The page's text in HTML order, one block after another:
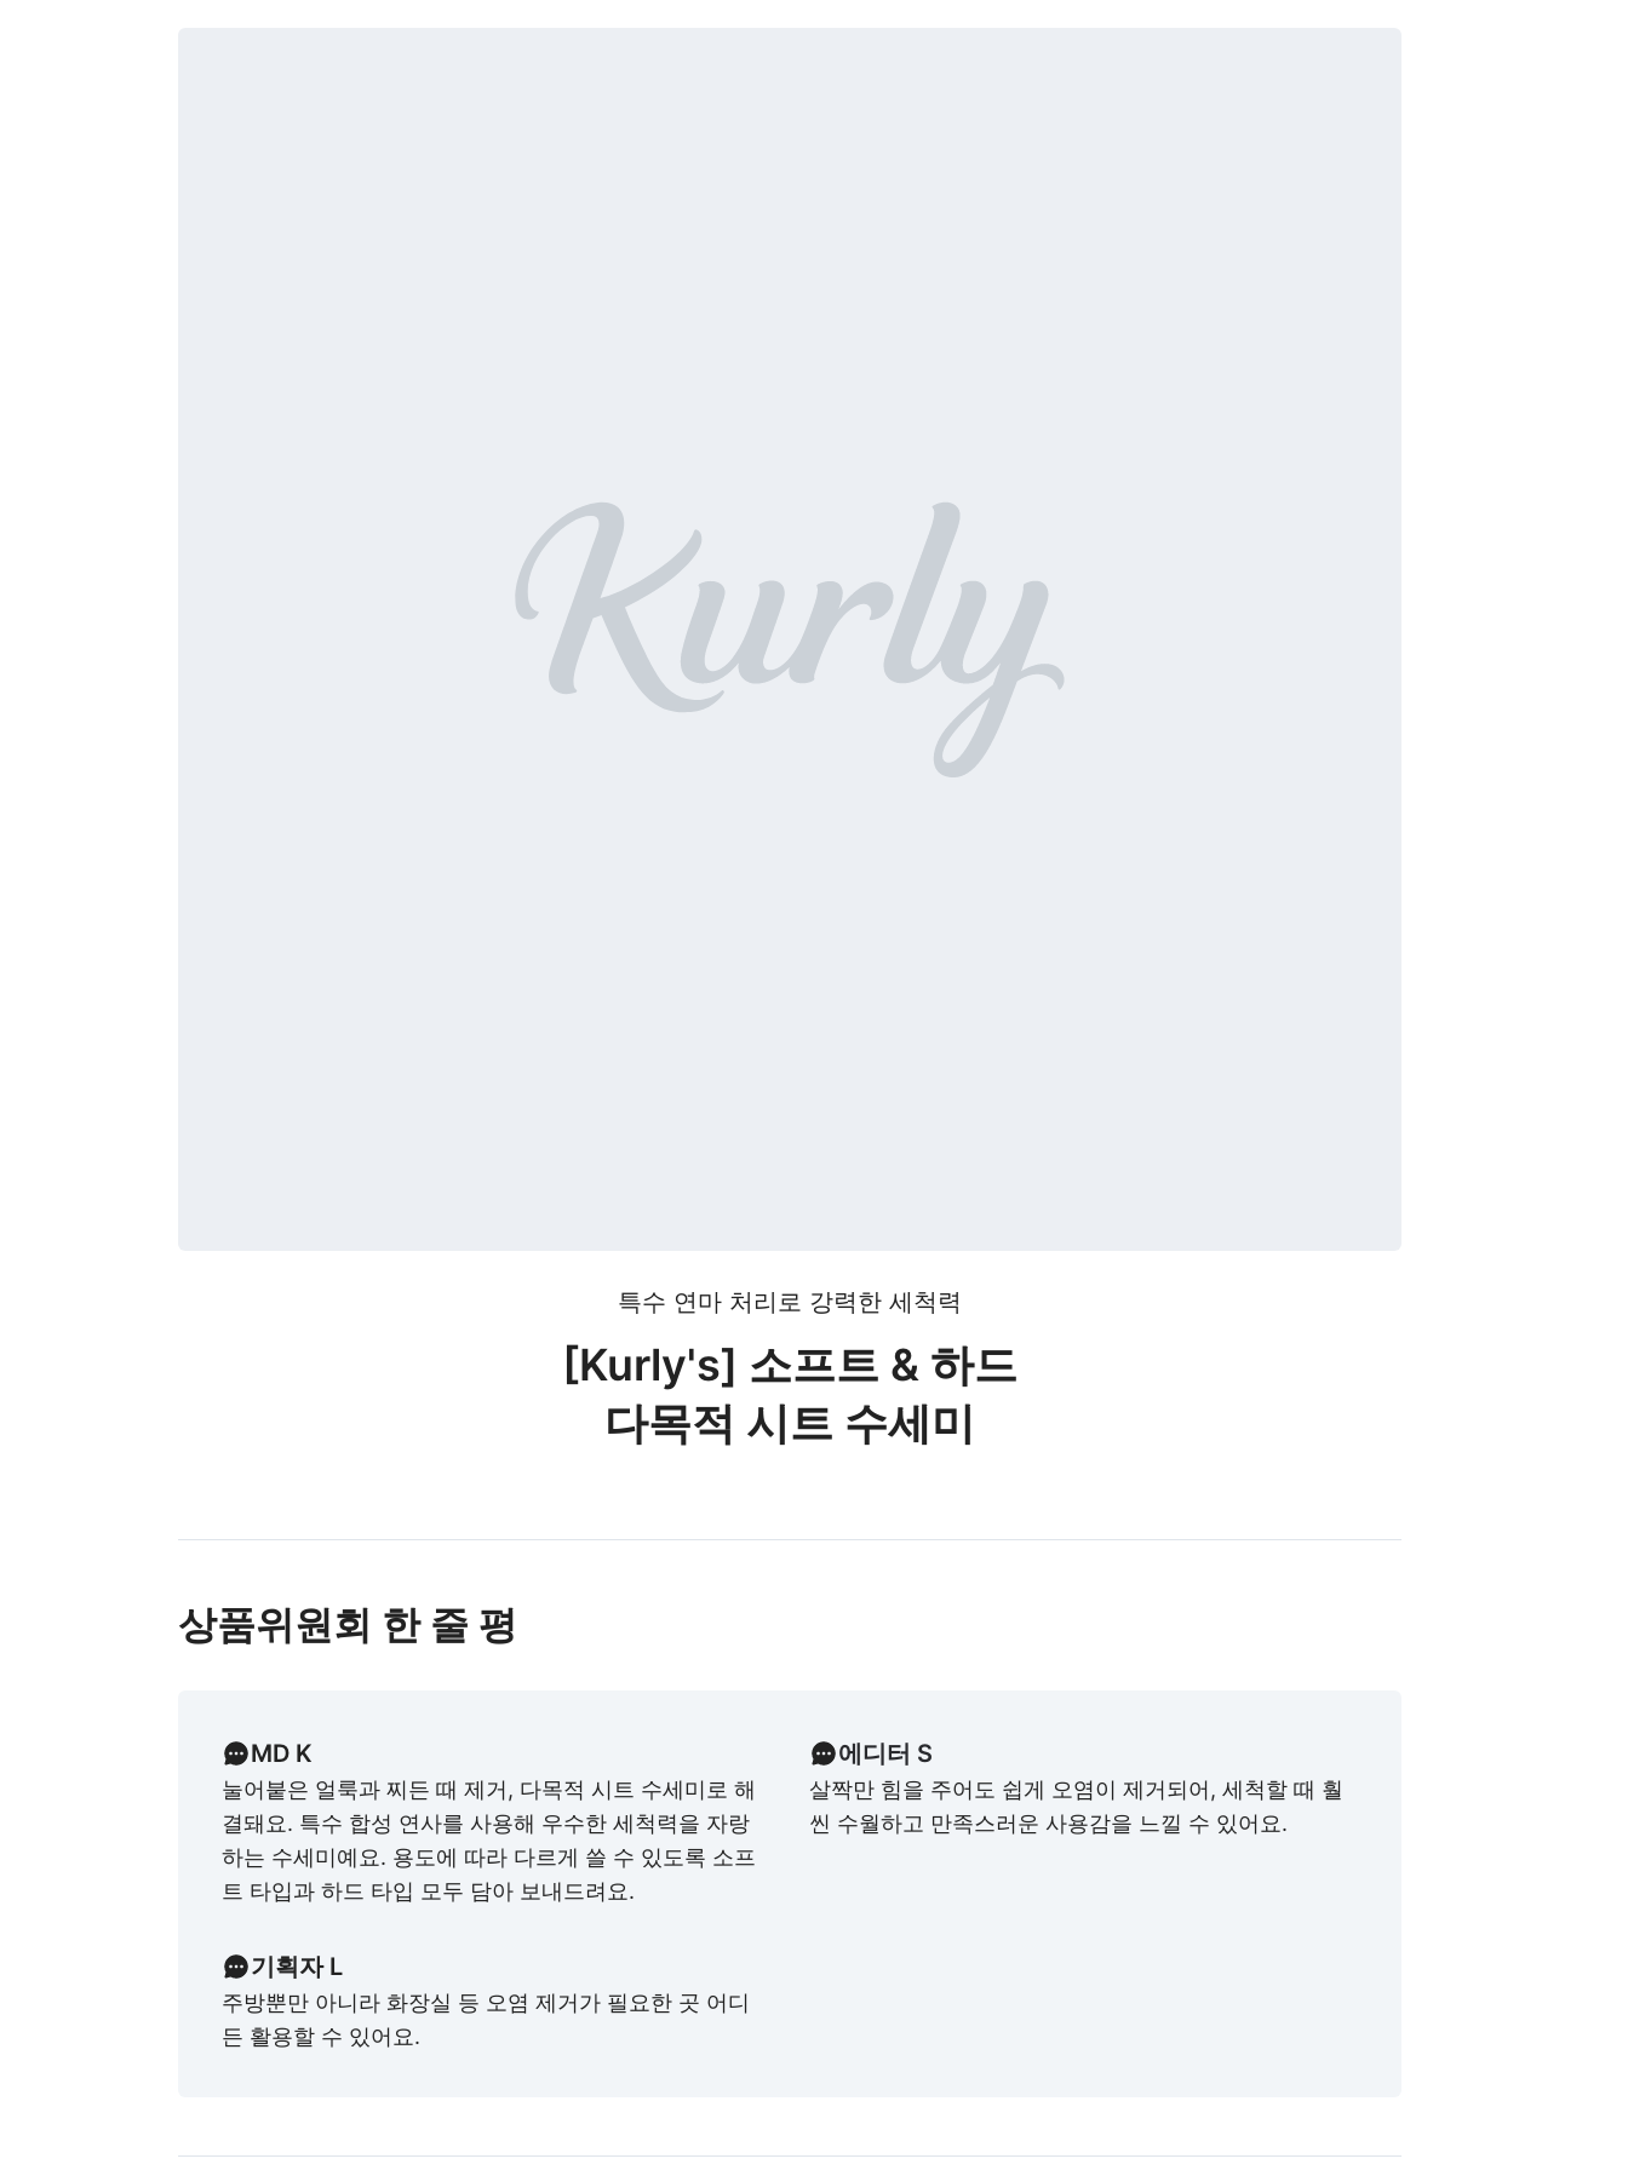
특수 연마 처리로 강력한 세척력
[Kurly's] 소프트 & 하드
다목적 시트 수세미
상품위원회 한 줄 평
MD K
눌어붙은 얼룩과 찌든 때 제거, 다목적 시트 수세미로 해
결돼요. 특수 합성 연사를 사용해 우수한 세척력을 자랑
하는 수세미예요. 용도에 따라 다르게 쓸 수 있도록 소프
트 타입과 하드 타입 모두 담아 보내드려요.
에디터 S
살짝만 힘을 주어도 쉽게 오염이 제거되어, 세척할 때 훨
씬 수월하고 만족스러운 사용감을 느낄 수 있어요.
기획자 L
주방뿐만 아니라 화장실 등 오염 제거가 필요한 곳 어디
든 활용할 수 있어요.